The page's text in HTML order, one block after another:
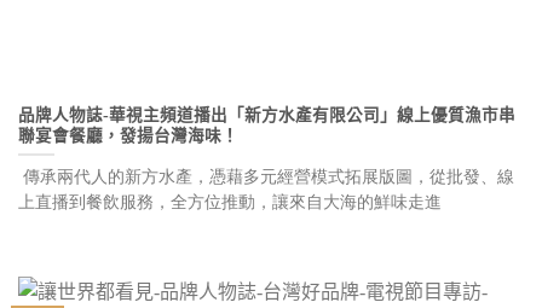
品牌人物誌-華視主頻道播出「新方水產有限公司」線上優質漁市串
聯宴會餐廳，發揚台灣海味！
傳承兩代人的新方水產，憑藉多元經營模式拓展版圖，從批發、線
上直播到餐飲服務，全方位推動，讓來自大海的鮮味走進